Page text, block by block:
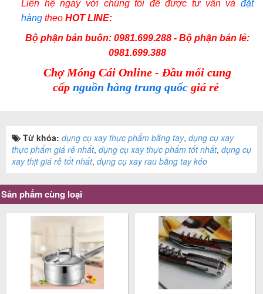
Liên hệ ngay với chúng tôi để được tư vấn và đặt
hàng theoHOT LINE:
Bộ phận bán buôn: 0981.699.288 - Bộ phận bán lẻ:
0981.699.388
Chợ Móng Cái Online - Đầu mối cung
cấpnguồn hàng trung quốc giá rẻ
Từ khóa: dụng cụ xay thực phẩm bằng tay, dụng cụ xay
thực phẩm giá rẻ nhất, dụng cụ xay thực phẩm tốt nhất, dụng cụ
xay thịt giá rẻ tốt nhất, dụng cụ xay rau bằng tay kéo
Sản phẩm cùng loại